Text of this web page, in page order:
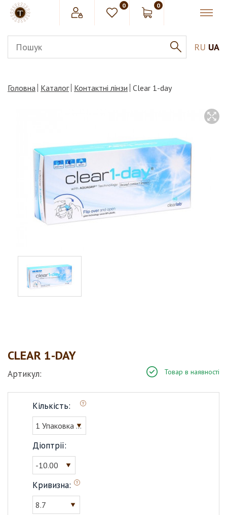
0 0
RU UA
Головна Каталог Контактні лінзи Clear 1-day
CLEAR 1-DAY
Артикул: Товар в наявності
Кількість:
1 Упаковка (30 шт)
Діоптрії:
-10.00
Кривизна:
8.7